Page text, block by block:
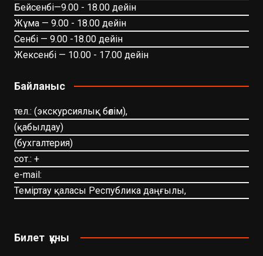
Бейсенбі—9.00 - 18.00 дейін
Жұма — 9.00 - 18.00 дейін
Сенбі — 9.00 -18.00 дейін
Жексенбі — 10.00 - 17.00 дейін
Байланыс
тел.: (экскурсиялық бөлім),
(қабылдау)
(бухгалтерия)
сот.: +
e-mail:
Теміртау қаласы Республика даңғылы,
Билет құны